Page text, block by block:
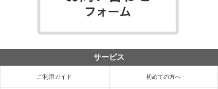
サービス
ご利用ガイド 初めての方へ